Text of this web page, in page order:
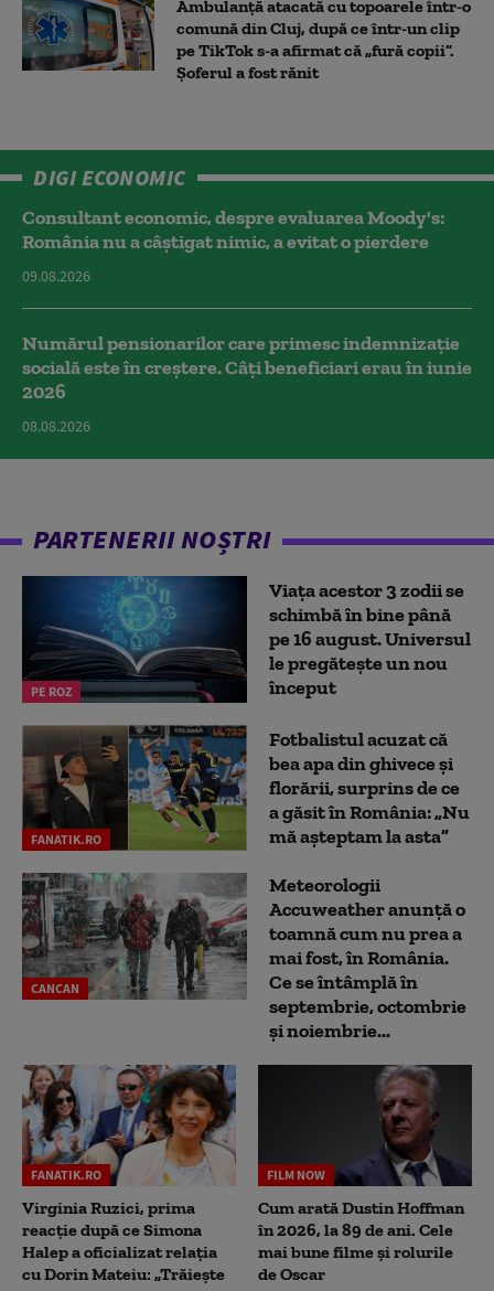
Ambulanţă atacată cu topoarele într-o
comună din Cluj, după ce într-un clip
pe TikTok s-a afirmat că „fură copii”.
Șoferul a fost rănit
DIGI ECONOMIC
Consultant economic, despre evaluarea Moody's:
România nu a câştigat nimic, a evitat o pierdere
09.08.2026
Numărul pensionarilor care primesc indemnizaţie
socială este în creștere. Câți beneficiari erau în iunie
2026
08.08.2026
PARTENERII NOȘTRI
PE ROZ
Viața acestor 3 zodii se
schimbă în bine până
pe 16 august. Universul
le pregătește un nou
început
FANATIK.RO
Fotbalistul acuzat că
bea apa din ghivece și
florării, surprins de ce
a găsit în România: „Nu
mă așteptam la asta”
CANCAN
Meteorologii
Accuweather anunță o
toamnă cum nu prea a
mai fost, în România.
Ce se întâmplă în
septembrie, octombrie
și noiembrie...
FANATIK.RO
Virginia Ruzici, prima
reacție după ce Simona
Halep a oficializat relația
cu Dorin Mateiu: „Trăiește
FILM NOW
Cum arată Dustin Hoffman
în 2026, la 89 de ani. Cele
mai bune filme și rolurile
de Oscar